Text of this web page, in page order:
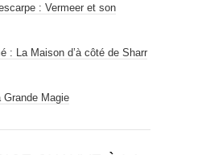
: Vermeer et son
: La Maison d’à côté de Sharr
Grande Magie